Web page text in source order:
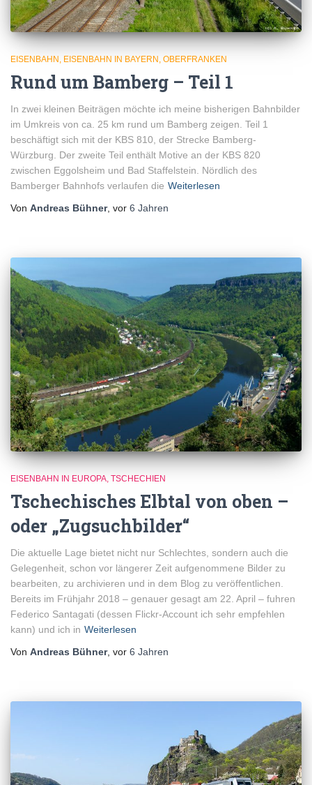
EISENBAHN EISENBAHN IN BAYERN OBERFRANKEN
Rund um Bamberg – Teil 1
In zwei kleinen Beiträgen möchte ich meine bisherigen Bahnbilder
im Umkreis von ca. 25 km rund um Bamberg zeigen. Teil 1
beschäftigt sich mit der KBS 810, der Strecke Bamberg-
Würzburg. Der zweite Teil enthält Motive an der KBS 820
zwischen Eggolsheim und Bad Staffelstein. Nördlich des
Bamberger Bahnhofs verlaufen die Weiterlesen
Von Andreas Bühner, vor 6 Jahren
EISENBAHN IN EUROPA TSCHECHIEN
Tschechisches Elbtal von oben –
oder „Zugsuchbilder“
Die aktuelle Lage bietet nicht nur Schlechtes, sondern auch die
Gelegenheit, schon vor längerer Zeit aufgenommene Bilder zu
bearbeiten, zu archivieren und in dem Blog zu veröffentlichen.
Bereits im Frühjahr 2018 – genauer gesagt am 22. April – fuhren
Federico Santagati (dessen Flickr-Account ich sehr empfehlen
kann) und ich in Weiterlesen
Von Andreas Bühner, vor 6 Jahren